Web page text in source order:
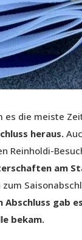
die meiste
heraus.
Reinholdi-
am
Abschluss gab
bekam.